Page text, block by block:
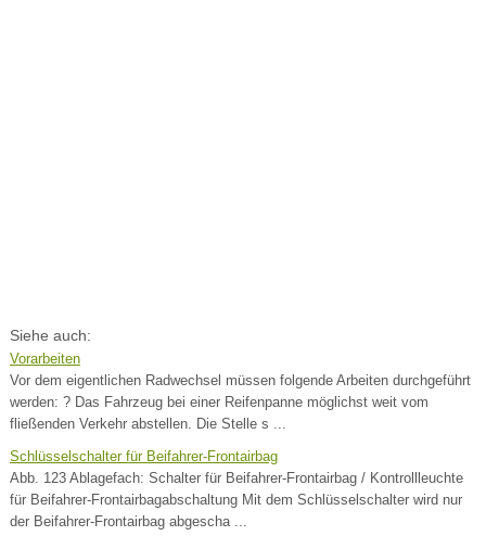
Siehe auch:
Vorarbeiten
Vor dem eigentlichen Radwechsel müssen folgende Arbeiten durchgeführt
werden: ? Das Fahrzeug bei einer Reifenpanne möglichst weit vom
fließenden Verkehr abstellen. Die Stelle s ...
Schlüsselschalter für Beifahrer-Frontairbag
Abb. 123 Ablagefach: Schalter für Beifahrer-Frontairbag / Kontrollleuchte
für Beifahrer-Frontairbagabschaltung Mit dem Schlüsselschalter wird nur
der Beifahrer-Frontairbag abgescha ...